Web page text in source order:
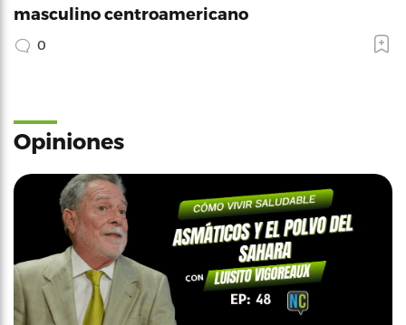
masculino centroamericano
0
Opiniones